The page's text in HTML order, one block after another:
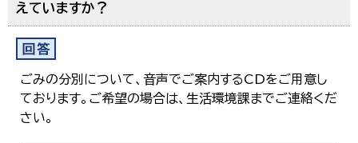
えていますか？
ごみの分別について、音声でご案内するCDをご用意し
ております。ご希望の場合は、生活環境課までご連絡くだ
さい。